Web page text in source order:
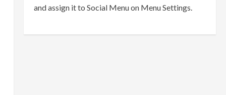
and assign it to Social Menu on Menu Settings.